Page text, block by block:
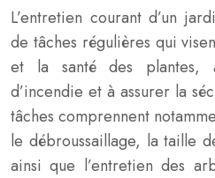
L’entretien courant d’un
de tâches régulières qui
et la santé des plantes,
d’incendie et à assurer la
tâches comprennent
le débroussaillage, la taille
ainsi que l’entretien des